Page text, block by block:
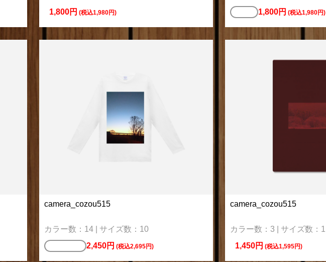
1,800円 (税込1,980円) 1,800円 (税込1,980円)
camera_cozou515
カラー数：14 | サイズ数：10
2,450円 (税込2,695円)
camera_cozou515
カラー数：3 | サイズ数：1
1,450円 (税込1,595円)